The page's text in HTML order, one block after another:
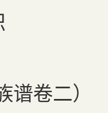
谱卷二）